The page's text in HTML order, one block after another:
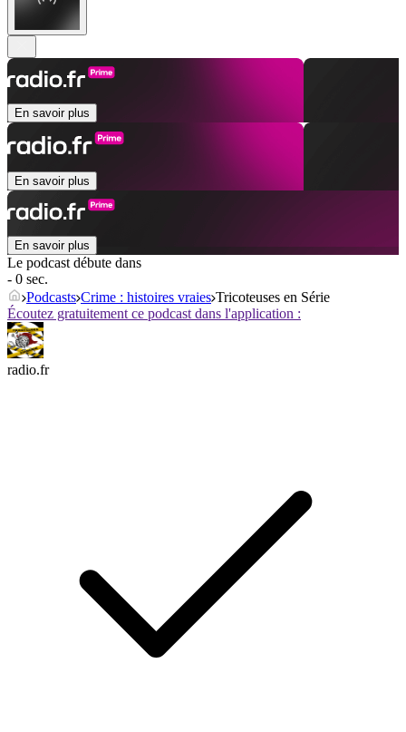
En savoir plus
En savoir plus
En savoir plus
Le podcast débute dans
- 0 sec.
Podcasts Crime : histoires vraies Tricoteuses en Série
Écoutez gratuitement ce podcast dans l'application :
radio.fr